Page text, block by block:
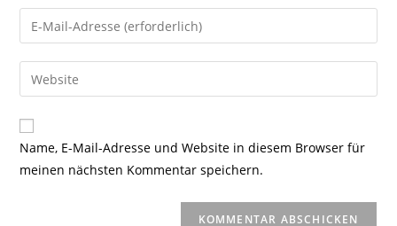
Namen
oder
zum
Kommentieren
ein
Gib
deine
E-
Mail-
zum
Kommentieren
ein
Gib
deine
Website-
URL
Name, E-Mail-Adresse und Website in diesem Browser für
meinen nächsten Kommentar speichern.